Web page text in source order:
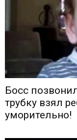
Босс
трубку взял
уморительно!